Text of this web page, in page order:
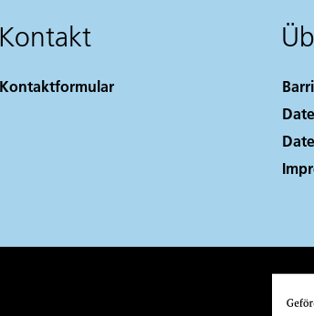
Kontakt
Kontaktformular